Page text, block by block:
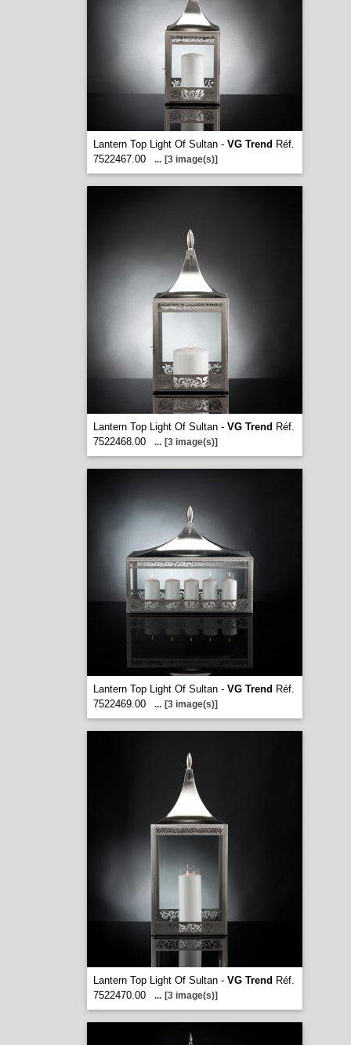
Lantern Top Light Of Sultan - VG Trend Réf.
7522467.00
... [3 image(s)]
Lantern Top Light Of Sultan - VG Trend Réf.
7522468.00
... [3 image(s)]
Lantern Top Light Of Sultan - VG Trend Réf.
7522469.00
... [3 image(s)]
Lantern Top Light Of Sultan - VG Trend Réf.
7522470.00
... [3 image(s)]